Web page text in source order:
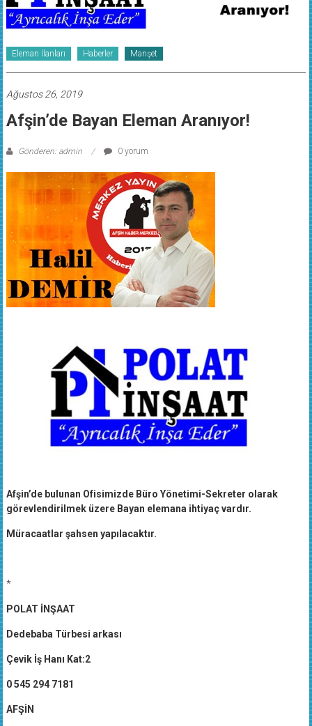
Eleman İlanları Haberler Manşet
Ağustos 26, 2019
Afşin’de Bayan Eleman Aranıyor!
Gönderen: admin 0 yorum
Afşin’de bulunan Ofisimizde Büro Yönetimi-Sekreter olarak
görevlendirilmek üzere Bayan elemana ihtiyaç vardır.
Müracaatlar şahsen yapılacaktır.
*
POLAT İNŞAAT
Dedebaba Türbesi arkası
Çevik İş Hanı Kat:2
0 545 294 7181
AFŞİN